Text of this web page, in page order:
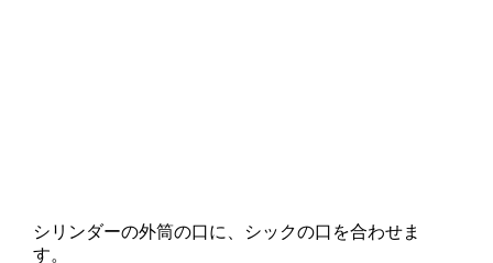
シリンダーの外筒の口に、シックの口を合わせま
す。